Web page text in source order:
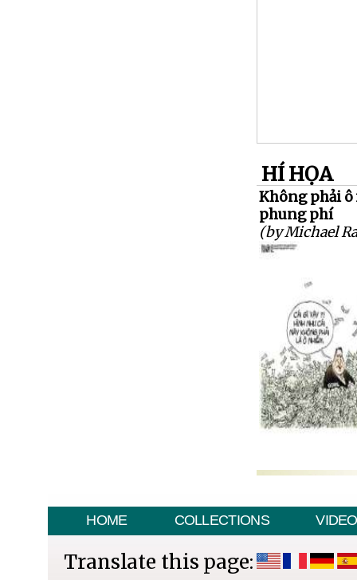
HÍ HỌA
Không phải ô
phung phí
(by Michael
HOME COLLECTIONS VIDEO
Translate this page: